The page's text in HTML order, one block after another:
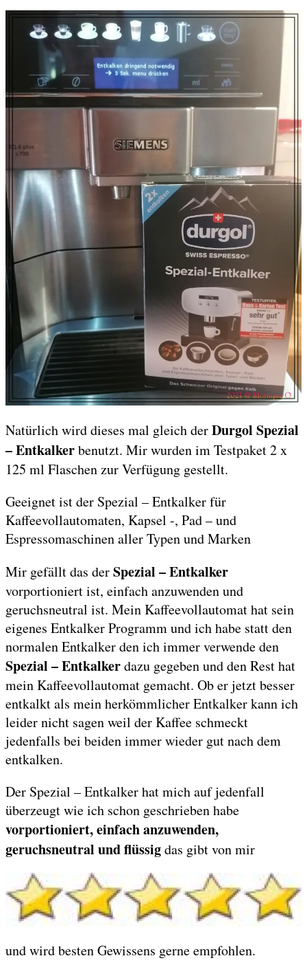
Natürlich wird dieses mal gleich derDurgol Spezial
– Entkalkerbenutzt. Mir wurden im Testpaket 2 x
125 ml Flaschen zur Verfügung gestellt.
Geeignet ist der Spezial – Entkalker für
Kaffeevollautomaten, Kapsel -, Pad – und
Espressomaschinen aller Typen und Marken
Mir gefällt das derSpezial – Entkalker
vorportioniert ist, einfach anzuwenden und
geruchsneutral ist. Mein Kaffeevollautomat hat sein
eigenes Entkalker Programm und ich habe statt den
normalen Entkalker den ich immer verwende den
Spezial – Entkalkerdazu gegeben und den Rest hat
mein Kaffeevollautomat gemacht. Ob er jetzt besser
entkalkt als mein herkömmlicher Entkalker kann ich
leider nicht sagen weil der Kaffee schmeckt
jedenfalls bei beiden immer wieder gut nach dem
entkalken.
Der Spezial – Entkalker hat mich auf jedenfall
überzeugt wie ich schon geschrieben habe
vorportioniert, einfach anzuwenden,
geruchsneutral und flüssigdas gibt von mir
und wird besten Gewissens gerne empfohlen.